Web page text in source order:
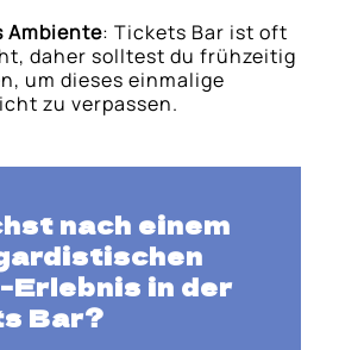
Ambiente: Tickets Bar ist oft
daher solltest du frühzeitig
um dieses einmalige
zu verpassen.
nach einem
Erlebnis in der
Bar?